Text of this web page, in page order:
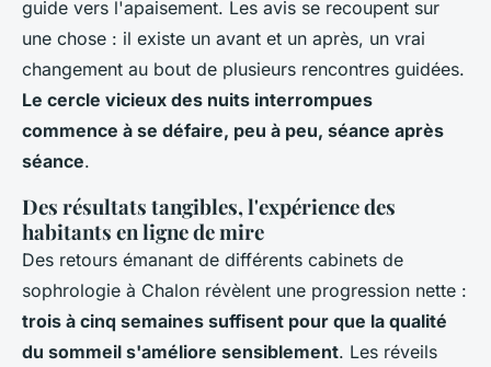
guide vers l'apaisement. Les avis se recoupent sur
une chose : il existe un avant et un après, un vrai
changement au bout de plusieurs rencontres guidées.
Le cercle vicieux des nuits interrompues
commence à se défaire, peu à peu, séance après
séance.
Des résultats tangibles, l'expérience des
habitants en ligne de mire
Des retours émanant de différents cabinets de
sophrologie à Chalon révèlent une progression nette :
trois à cinq semaines suffisent pour que la qualité
du sommeil s'améliore sensiblement. Les réveils